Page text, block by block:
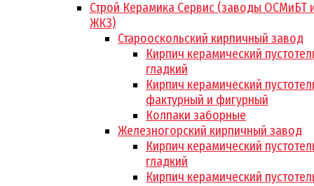
Строй Керамика Сервис (заводы ОСМиБТ
ЖКЗ)
Старооскольский кирпичный завод
Кирпич керамический
гладкий
Кирпич керамический
фактурный и фигурный
Колпаки заборные
Железногорский кирпичный завод
Кирпич керамический
гладкий
Кирпич керамический